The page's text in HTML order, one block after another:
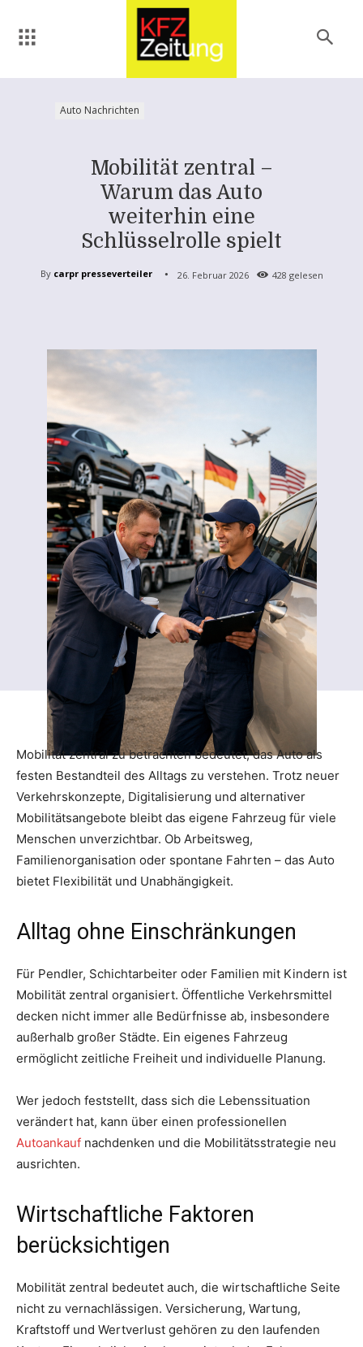
Auto Nachrichten
Mobilität zentral –
Warum das Auto
weiterhin eine
Schlüsselrolle spielt
By carpr presseverteiler 26. Februar 2026 428 gelesen
Mobilität zentral zu betrachten bedeutet, das Auto als
festen Bestandteil des Alltags zu verstehen. Trotz neuer
Verkehrskonzepte, Digitalisierung und alternativer
Mobilitätsangebote bleibt das eigene Fahrzeug für viele
Menschen unverzichtbar. Ob Arbeitsweg,
Familienorganisation oder spontane Fahrten – das Auto
bietet Flexibilität und Unabhängigkeit.
Alltag ohne Einschränkungen
Für Pendler, Schichtarbeiter oder Familien mit Kindern ist
Mobilität zentral organisiert. Öffentliche Verkehrsmittel
decken nicht immer alle Bedürfnisse ab, insbesondere
außerhalb großer Städte. Ein eigenes Fahrzeug
ermöglicht zeitliche Freiheit und individuelle Planung.
Wer jedoch feststellt, dass sich die Lebenssituation
verändert hat, kann über einen professionellen
Autoankauf nachdenken und die Mobilitätsstrategie neu
ausrichten.
Wirtschaftliche Faktoren
berücksichtigen
Mobilität zentral bedeutet auch, die wirtschaftliche Seite
nicht zu vernachlässigen. Versicherung, Wartung,
Kraftstoff und Wertverlust gehören zu den laufenden